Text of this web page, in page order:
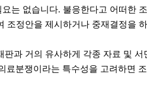
는 없습니다. 불응한다고 어떠한
조정안을 제시하거나 중재결정을
과 거의 유사하게 각종 자료 및 서
분쟁이라는 특수성을 고려하면